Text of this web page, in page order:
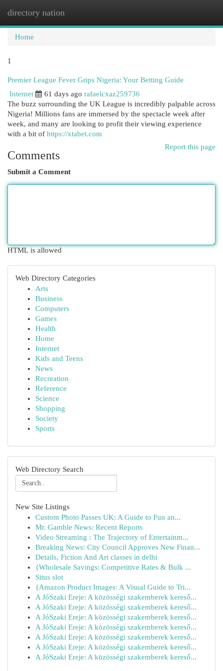
directory nation
Home
1
Premier League Fever Grips Nigeria: Your Betting Guide
Internet
61 days ago rafaelcxaz259736
The buzz surrounding the UK League is incredibly palpable across
Nigeria! Millions fans are immersed by the spectacle week after
week, and many are looking to profit their viewing experience
with a bit of https://xtabet.com
Report this page
Comments
Submit a Comment
HTML is allowed
Web Directory Categories
Arts
Business
Computers
Games
Health
Home
Internet
Kids and Teens
News
Recreation
Reference
Science
Shopping
Society
Sports
Web Directory Search
New Site Listings
Custom Photo Passes UK: A Guide to Fun an...
Mr. Gamble News: Recent Reports
Video Streaming : The Trajectory of Entertainm...
Breaking News: City Council Approves New Finan...
Details, Fiction And Art classes in delhi
{Wholesale Savings: Competitive Rates & Bulk ...
Situs slot
{Amazon Product Images: A Visual Guide to Tri...
A JóSzaki Ereje: A közösségi szakemberek kereső...
A JóSzaki Ereje: A közösségi szakemberek kereső...
A JóSzaki Ereje: A közösségi szakemberek kereső...
A JóSzaki Ereje: A közösségi szakemberek kereső...
A JóSzaki Ereje: A közösségi szakemberek kereső...
A JóSzaki Ereje: A közösségi szakemberek kereső...
A JóSzaki Ereje: A közösségi szakemberek kereső...